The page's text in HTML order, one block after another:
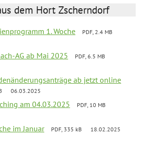
dem Hort Zscherndorf
1. Woche
PDF, 2.4 MB
AG ab Mai 2025
PDF, 6.5 MB
ab jetzt online
06.03.2025
am 04.03.2025
PDF, 10 MB
im Januar PDF, 335 kB 18.02.2025